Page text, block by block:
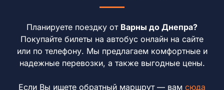
Планируете поездку от Варны до Днепра?
Покупайте билеты на автобус онлайн на сайте
или по телефону. Мы предлагаем комфортные и
надежные перевозки, а также выгодные цены.
Если Вы ищете обратный маршрут — вам сюда